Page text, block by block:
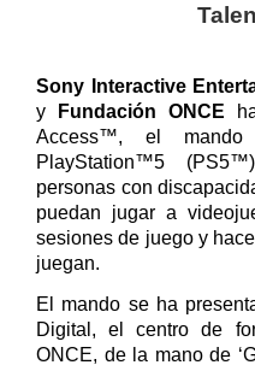
Sony Interactive
y
Fundación ONCE
Access™, el
PlayStation™5
personas con
puedan jugar a
sesiones de juego y
juegan.
El mando se ha
Digital, el centro de
ONCE, de la mano de